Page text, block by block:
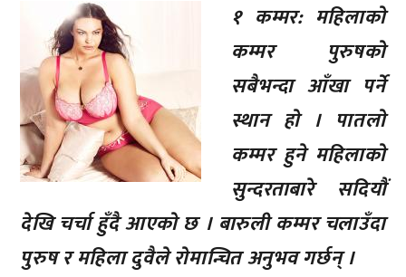
१ कम्मर: महिलाको
कम्मर पुरुषको
सबैभन्दा आँखा पर्ने
स्थान हो । पातलो
कम्मर हुने महिलाको
सुन्दरताबारे सदियौं
देखि चर्चा हुँदै आएको छ । बारुली कम्मर चलाउँदा
पुरुष र महिला दुवैले रोमान्चित अनुभव गर्छन् ।